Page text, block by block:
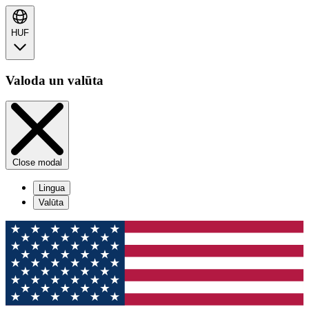
HUF
Valoda un valūta
Close modal
Lingua
Valūta